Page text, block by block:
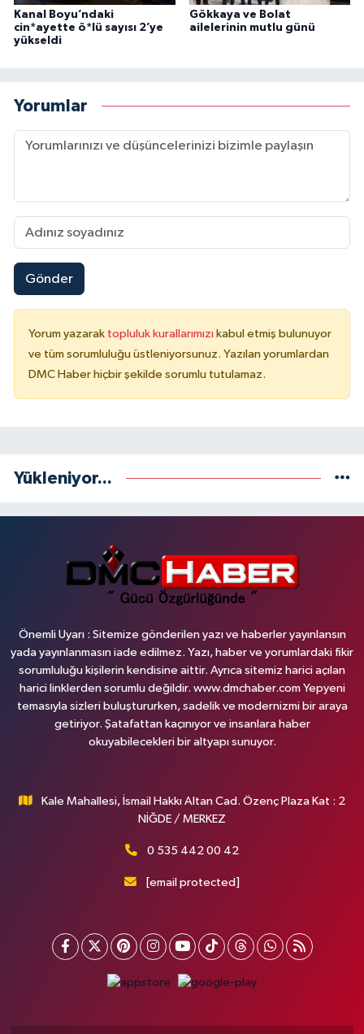
Kanal Boyu’ndaki
cin*ayette ö*lü sayısı 2’ye
yükseldi
Gökkaya ve Bolat
ailelerinin mutlu günü
Yorumlar
Gönder
Yorum yazarak topluluk kurallarımızı kabul etmiş bulunuyor
ve tüm sorumluluğu üstleniyorsunuz. Yazılan yorumlardan
DMC Haber hiçbir şekilde sorumlu tutulamaz.
Yükleniyor...
Önemli Uyarı : Sitemize gönderilen yazı ve haberler yayınlansın
yada yayınlanmasın iade edilmez. Yazı, haber ve yorumlardaki fikir
sorumluluğu kişilerin kendisine aittir. Ayrıca sitemiz harici açılan
harici linklerden sorumlu değildir. www.dmchaber.com Yepyeni
temasıyla sizleri buluştururken, sadelik ve modernizmi bir araya
getiriyor. Şatafattan kaçınıyor ve insanlara haber
okuyabilecekleri bir altyapı sunuyor.
Kale Mahallesi, İsmail Hakkı Altan Cad. Özenç Plaza Kat : 2
NİĞDE / MERKEZ
0 535 442 00 42
[email protected]